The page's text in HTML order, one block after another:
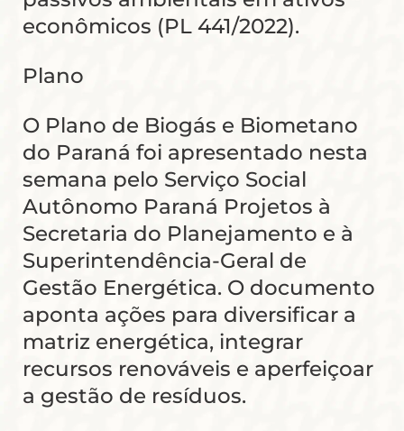
econômicos (PL 441/2022).
Plano
O Plano de Biogás e Biometano
do Paraná foi apresentado nesta
semana pelo Serviço Social
Autônomo Paraná Projetos à
Secretaria do Planejamento e à
Superintendência-Geral de
Gestão Energética. O documento
aponta ações para diversificar a
matriz energética, integrar
recursos renováveis e aperfeiçoar
a gestão de resíduos.